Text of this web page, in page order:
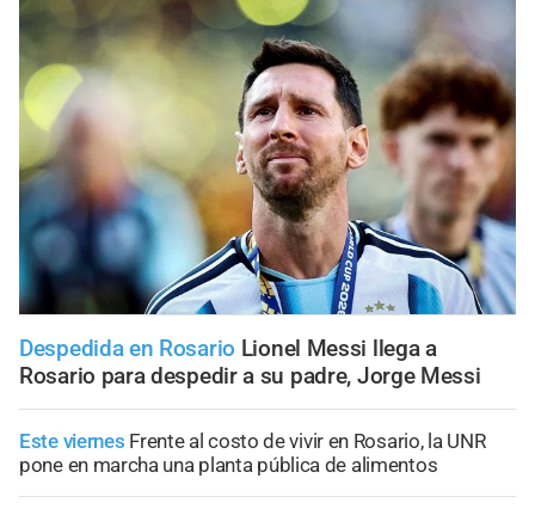
Despedida en Rosario Lionel Messi llega a
Rosario para despedir a su padre, Jorge Messi
Este viernes Frente al costo de vivir en Rosario, la UNR
pone en marcha una planta pública de alimentos